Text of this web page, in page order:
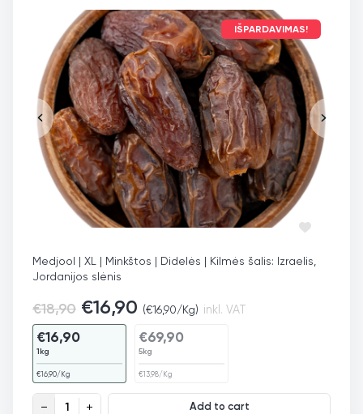
IŠPARDAVIMAS!
Medjool | XL | Minkštos | Didelės | Kilmės šalis: Izraelis,
Jordanijos slėnis
€18,90 €16,90 (€16,90/Kg) inkl. VAT
€16,90
1kg
€16,90/Kg
€69,90
5kg
€13,98/Kg
Datulės Medjool XL ekologiškos quantity
Add to cart